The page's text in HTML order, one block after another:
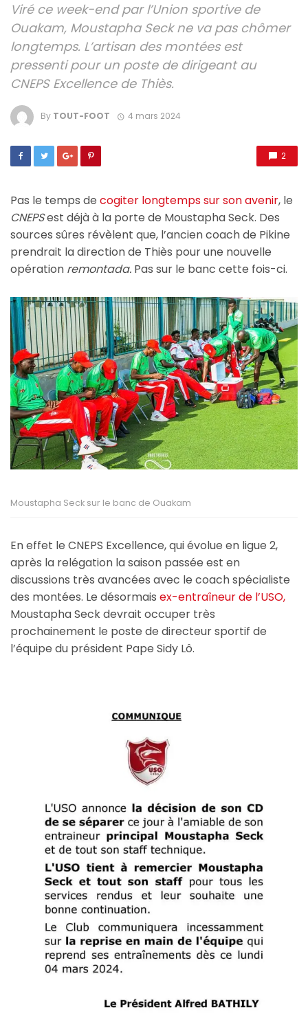
Viré ce week-end par l’Union sportive de
Ouakam, Moustapha Seck ne va pas chômer
longtemps. L’artisan des montées est
pressenti pour un poste de dirigeant au
CNEPS Excellence de Thiès.
By TOUT-FOOT 4 mars 2024
2
Pas le temps de cogiter longtemps sur son avenir, le
CNEPSest déjà à la porte de Moustapha Seck. Des
sources sûres révèlent que, l’ancien coach de Pikine
prendrait la direction de Thiès pour une nouvelle
opération remontada. Pas sur le banc cette fois-ci.
Moustapha Seck sur le banc de Ouakam
En effet le CNEPS Excellence, qui évolue en ligue 2,
après la relégation la saison passée est en
discussions très avancées avec le coach spécialiste
des montées. Le désormais ex-entraîneur de l’USO,
Moustapha Seck devrait occuper très
prochainement le poste de directeur sportif de
l’équipe du président Pape Sidy Lô.